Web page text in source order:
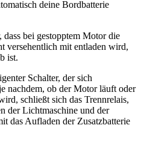
deine Bordbatterie
bei gestopptem Motor die
versehentlich mit entladen wird,
ist.
Schalter, der sich
nachdem, ob der Motor läuft oder
schließt sich das Trennrelais,
der Lichtmaschine und der
das Aufladen der Zusatzbatterie